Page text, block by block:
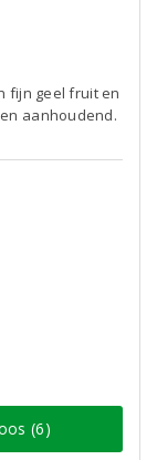
fijn geel fruit en
aanhoudend.
(6)